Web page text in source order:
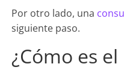
Por otro lado, una
siguiente paso.
¿Cómo es